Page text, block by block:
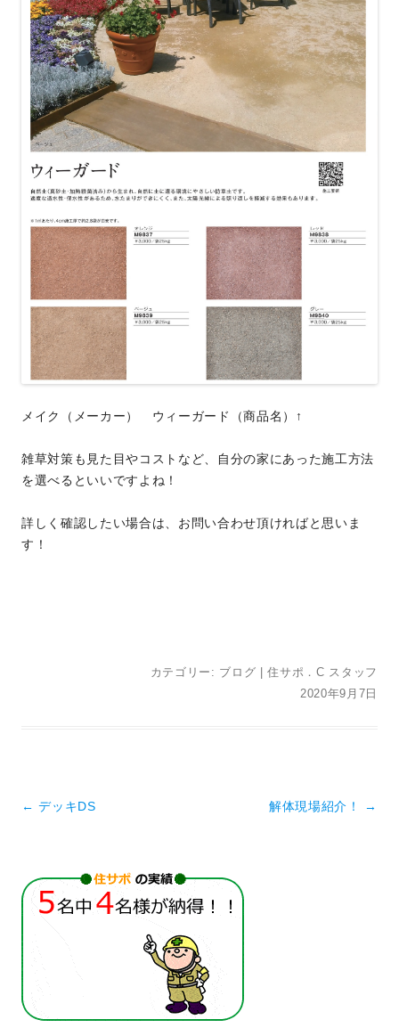
メイク（メーカー） ウィーガード（商品名）↑
雑草対策も見た目やコストなど、自分の家にあった施工方法
を選べるといいですよね！
詳しく確認したい場合は、お問い合わせ頂ければと思いま
す！
カテゴリー: ブログ |住サポ．C スタッフ
2020年9月7日
投稿ナビゲーション
← デッキDS 解体現場紹介！ →